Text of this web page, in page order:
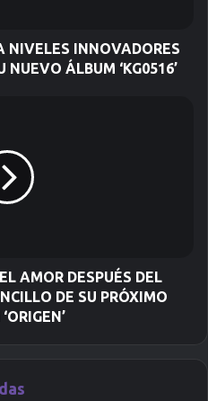
NIVELES INNOVADORES
NUEVO ÁLBUM ‘KG0516’
AMOR DESPUÉS DEL
DE SU PRÓXIMO